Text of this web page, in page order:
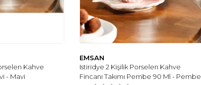
Kahve
- Mavi
EMSAN
Istiridye 2 Kişilik Porselen Kahve
Fincanı Takımı Pembe 90 Ml - Pembe